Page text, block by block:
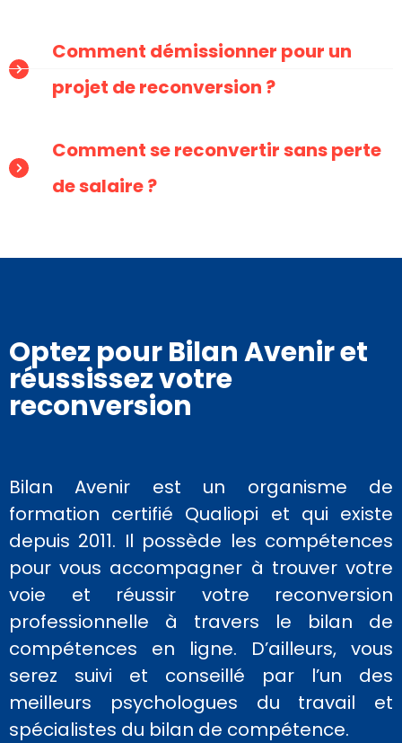
Comment démissionner pour un
projet de reconversion ?
Comment se reconvertir sans perte
de salaire ?
Optez pour Bilan Avenir et
réussissez votre
reconversion
Bilan Avenir est un organisme de
formation certifié Qualiopi et qui existe
depuis 2011. Il possède les compétences
pour vous accompagner à trouver votre
voie et réussir votre reconversion
professionnelle à travers le bilan de
compétences en ligne. D’ailleurs, vous
serez suivi et conseillé par l’un des
meilleurs psychologues du travail et
spécialistes du bilan de compétence.